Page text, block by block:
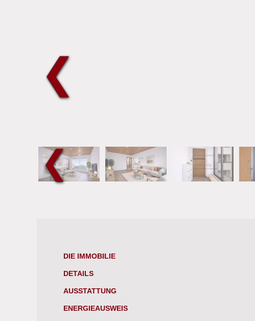
❮
❮
DIE IMMOBILIE
DETAILS
AUSSTATTUNG
ENERGIEAUSWEIS